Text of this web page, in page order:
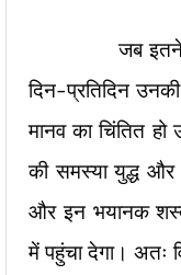
जब इतने भंयकर
दिन-प्रतिदिन
मानव का चिंतित हो
की समस्या युद्ध और
और इन भयानक
में पहुंचा देगा। अतः